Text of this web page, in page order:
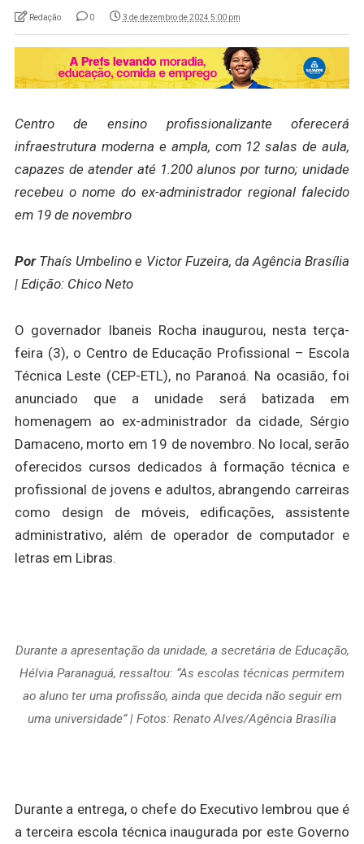
Redação 0 3 de dezembro de 2024 5:00 pm
Centro de ensino profissionalizante oferecerá
infraestrutura moderna e ampla, com 12 salas de aula,
capazes de atender até 1.200 alunos por turno; unidade
recebeu o nome do ex-administrador regional falecido
em 19 de novembro
Por Thaís Umbelino e Victor Fuzeira, da Agência Brasília
| Edição: Chico Neto
O governador Ibaneis Rocha inaugurou, nesta terça-
feira (3), o Centro de Educação Profissional – Escola
Técnica Leste (CEP-ETL), no Paranoá. Na ocasião, foi
anunciado que a unidade será batizada em
homenagem ao ex-administrador da cidade, Sérgio
Damaceno, morto em 19 de novembro. No local, serão
oferecidos cursos dedicados à formação técnica e
profissional de jovens e adultos, abrangendo carreiras
como design de móveis, edificações, assistente
administrativo, além de operador de computador e
letras em Libras.
Durante a apresentação da unidade, a secretária de Educação,
Hélvia Paranaguá, ressaltou: “As escolas técnicas permitem
ao aluno ter uma profissão, ainda que decida não seguir em
uma universidade” | Fotos: Renato Alves/Agência Brasília
Durante a entrega, o chefe do Executivo lembrou que é
a terceira escola técnica inaugurada por este Governo